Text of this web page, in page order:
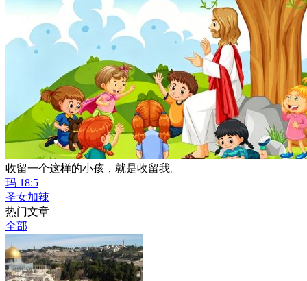
收留一个这样的小孩，就是收留我。
玛 18:5
圣女加辣
热门文章
全部